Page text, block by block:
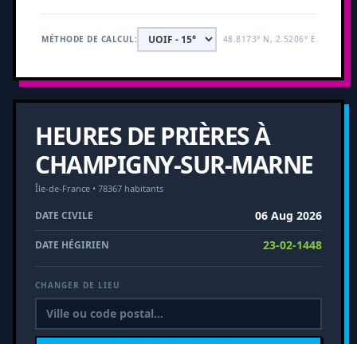
HEURES DE PRIÈRES À
CHAMPIGNY-SUR-MARNE
Île-de-France • 78367 habitants
DATE CIVILE 06 Aug 2026
DATE HÉGIRIEN 23-02-1448
CHANGER DE LIEU
MÉTHODE DE CALCUL: 48.8173° N, 2.5206° E